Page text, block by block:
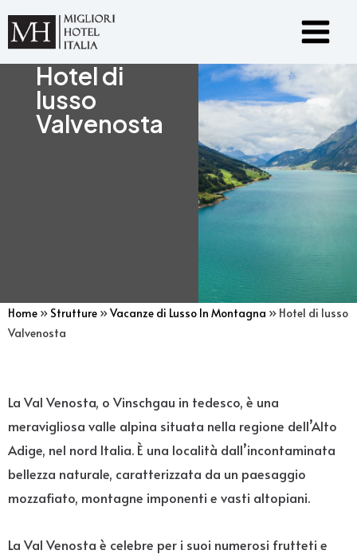
Vai
Main
Menu
Hotel di
lusso
Valvenosta
Home » Strutture »Vacanze di Lusso In Montagna » Hotel di lusso
Valvenosta
La Val Venosta, o Vinschgau in tedesco, è una
meravigliosa valle alpina situata nella regione dell’Alto
Adige, nel nord Italia. È una località dall’incontaminata
bellezza naturale, caratterizzata da un paesaggio
mozzafiato, montagne imponenti e vasti altopiani.
La Val Venosta è celebre per i suoi numerosi frutteti e